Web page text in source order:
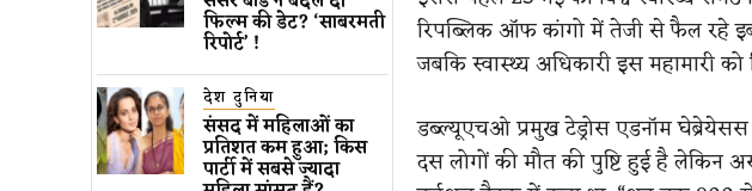
फिल्म की डेट? ‘साबरमती
रिपोर्ट’ !
देश दुनिया
संसद में महिलाओं का
प्रतिशत कम ​हुआ​; किस
पार्टी में सबसे ज्यादा
रिपब्लिक ऑफ कांगो में तेजी से फैल रहे
जबकि स्वास्थ्य अधिकारी इस महामारी
डब्‍ल्‍यूएचओ प्रमुख टेड्रोस एडनॉम
दस लोगों की मौत की पुष्टि हुई है लेकिन